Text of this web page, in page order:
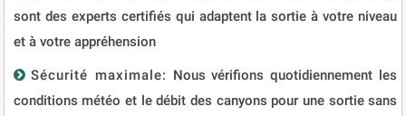
sont des experts certifiés qui adaptent la sortie à votre niveau
et à votre appréhension
Sécurité maximale: Nous vérifions quotidiennement les
conditions météo et le débit des canyons pour une sortie sans